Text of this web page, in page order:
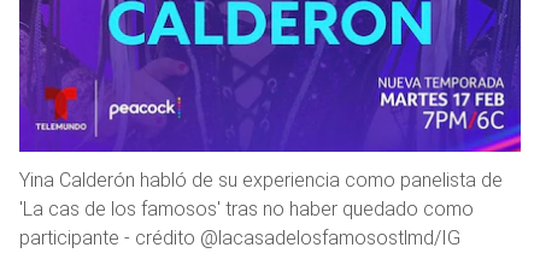
Yina Calderón habló de su experiencia como panelista de
'La cas de los famosos' tras no haber quedado como
participante - crédito @lacasadelosfamosostlmd/IG